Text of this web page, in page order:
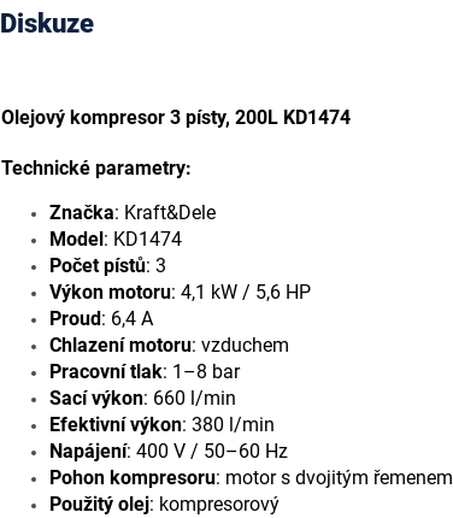
Diskuze
Olejový kompresor 3 písty, 200L KD1474
Technické parametry:
Značka: Kraft&Dele
Model : KD1474
Počet pístů: 3
Výkon motoru: 4,1 kW / 5,6 HP
Proud : 6,4 A
Chlazení motoru: vzduchem
Pracovní tlak: 1–8 bar
Sací výkon: 660 l/min
Efektivní výkon: 380 l/min
Napájení: 400 V / 50–60 Hz
Pohon kompresoru: motor s dvojitým řemenem
Použitý olej: kompresorový